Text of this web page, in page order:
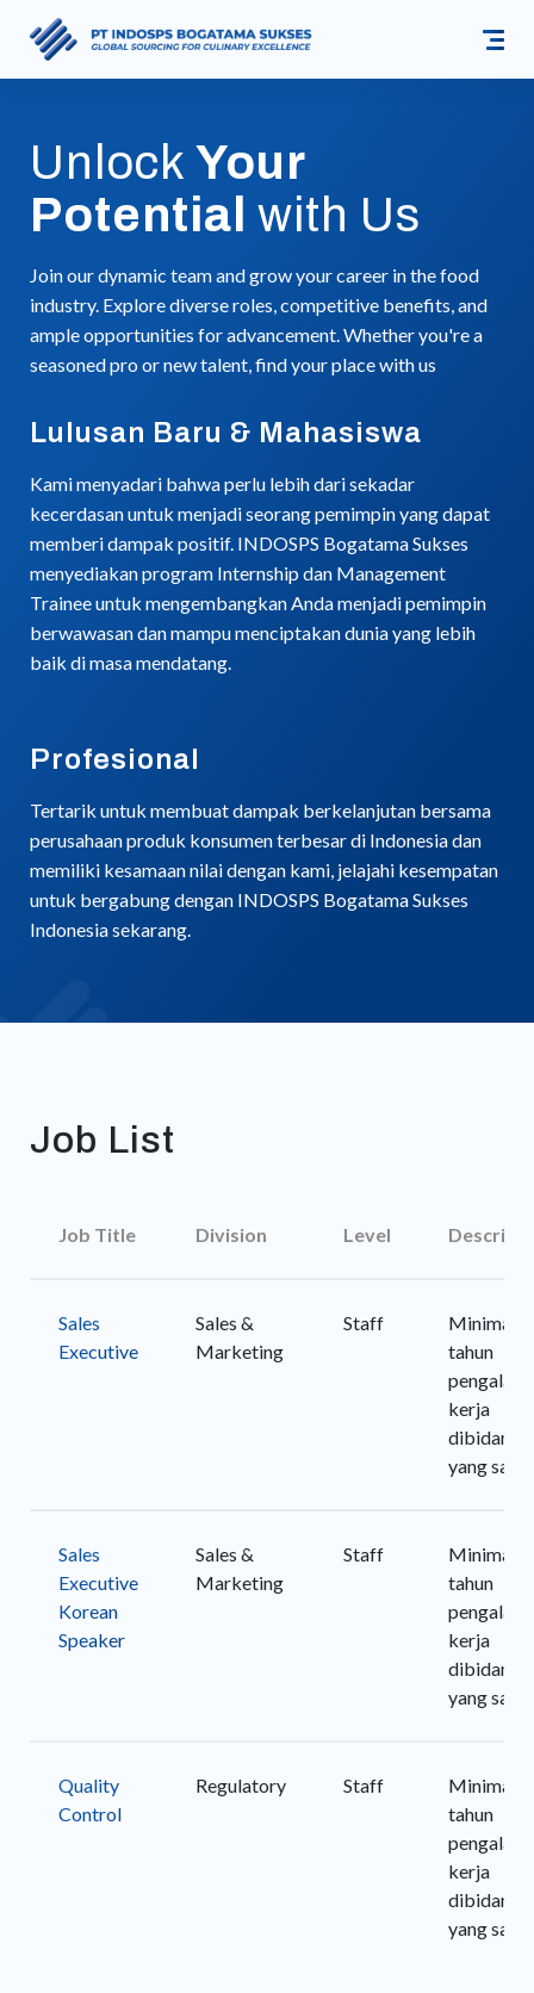
Unlock Your
Potential with Us
Join our dynamic team and grow your career in the food
industry. Explore diverse roles, competitive benefits, and
ample opportunities for advancement. Whether you're a
seasoned pro or new talent, find your place with us
Lulusan Baru & Mahasiswa
Kami menyadari bahwa perlu lebih dari sekadar
kecerdasan untuk menjadi seorang pemimpin yang dapat
memberi dampak positif. INDOSPS Bogatama Sukses
menyediakan program Internship dan Management
Trainee untuk mengembangkan Anda menjadi pemimpin
berwawasan dan mampu menciptakan dunia yang lebih
baik di masa mendatang.
Profesional
Tertarik untuk membuat dampak berkelanjutan bersama
perusahaan produk konsumen terbesar di Indonesia dan
memiliki kesamaan nilai dengan kami, jelajahi kesempatan
untuk bergabung dengan INDOSPS Bogatama Sukses
Indonesia sekarang.
Job List
Job Title Division Level
Sales
Executive
Sales &
Marketing
Staff
Minimal 1
tahun
kerja
dibidang
yang sama
Sales
Executive
Korean
Speaker
Sales &
Marketing
Staff
Minimal 1
tahun
kerja
dibidang
yang sama
Quality
Control
Regulatory Staff
Minimal 1
tahun
kerja
dibidang
yang sama